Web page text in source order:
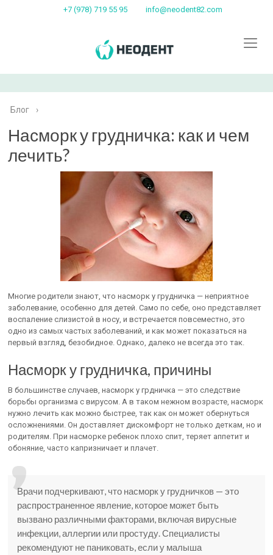
+7 (978) 719 55 95 info@neodent82.com
Блог ›
Насморк у грудничка: как и чем
лечить?
Многие родители знают, что насморк у грудничка — неприятное
заболевание, особенно для детей. Само по себе, оно представляет
воспаление слизистой в носу, и встречается повсеместно, это
одно из самых частых заболеваний, и как может показаться на
первый взгляд, безобидное. Однако, далеко не всегда это так.
Насморк у грудничка, причины
В большинстве случаев, насморк у грдничка — это следствие
борьбы организма с вирусом. А в таком нежном возрасте, насморк
нужно лечить как можно быстрее, так как он может обернуться
осложнениями. Он доставляет дискомфорт не только деткам, но и
родителям. При насморке ребенок плохо спит, теряет аппетит и
обоняние, часто капризничает и плачет.
Врачи подчеркивают, что насморк у грудничков — это
распространенное явление, которое может быть
вызвано различными факторами, включая вирусные
инфекции, аллергии или простуду. Специалисты
рекомендуют не паниковать, если у малыша